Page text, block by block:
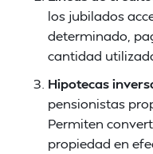
los jubilados
determinado,
cantidad
Hipotecas
pensionistas
Permiten
propiedad en